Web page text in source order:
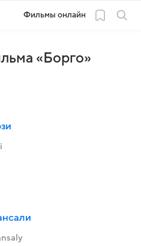
Фильмы онлайн
«Борго»